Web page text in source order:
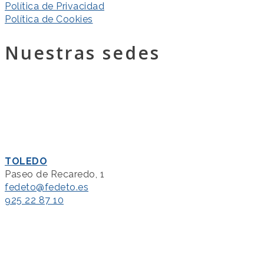
Política de Privacidad
Política de Cookies
Nuestras sedes
TOLEDO
Paseo de Recaredo, 1
fedeto@fedeto.es
925 22 87 10